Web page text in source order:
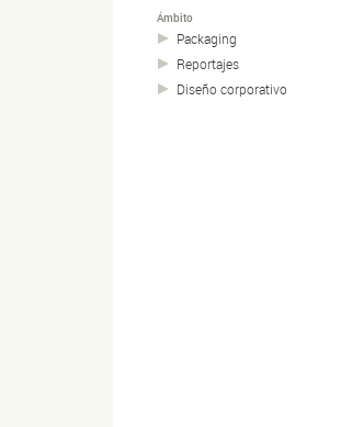
Ámbito
Packaging
Reportajes
Diseño corporativo